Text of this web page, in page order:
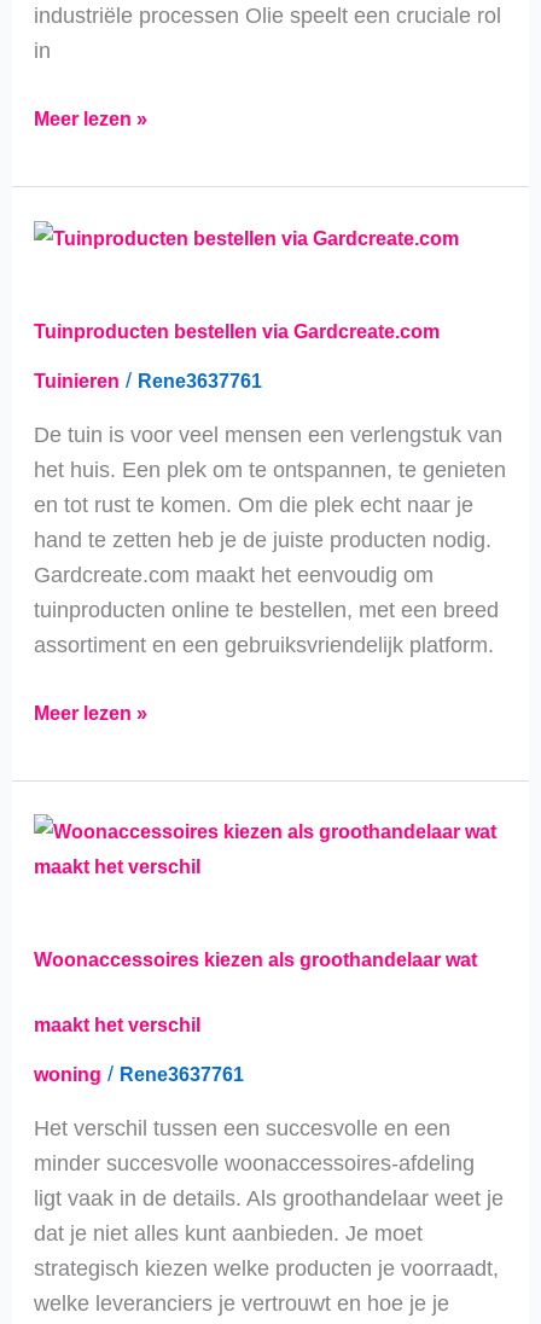
industriële processen Olie speelt een cruciale rol
in
Meer lezen »
Tuinproducten bestellen via Gardcreate.com
Tuinieren / Rene3637761
De tuin is voor veel mensen een verlengstuk van
het huis. Een plek om te ontspannen, te genieten
en tot rust te komen. Om die plek echt naar je
hand te zetten heb je de juiste producten nodig.
Gardcreate.com maakt het eenvoudig om
tuinproducten online te bestellen, met een breed
assortiment en een gebruiksvriendelijk platform.
Tuinproducten
Gardcreate.com
Meer lezen »
Woonaccessoires kiezen als groothandelaar wat
maakt het verschil
woning / Rene3637761
Het verschil tussen een succesvolle en een
minder succesvolle woonaccessoires-afdeling
ligt vaak in de details. Als groothandelaar weet je
dat je niet alles kunt aanbieden. Je moet
strategisch kiezen welke producten je voorraadt,
welke leveranciers je vertrouwt en hoe je je
Woonaccessoires
kiezen
wat
verschil